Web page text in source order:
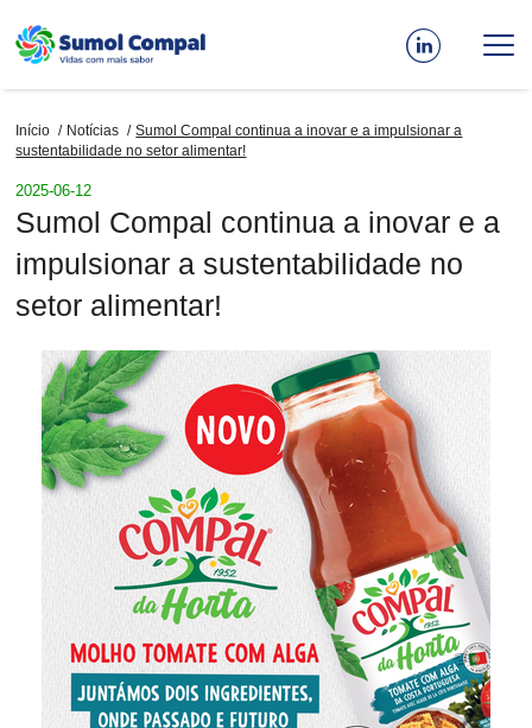
para
principal
Navegação
estrutural
Início Notícias
Sumol Compal continua a inovar e a impulsionar a
sustentabilidade no setor alimentar!
2025-06-12
Sumol Compal continua a inovar e a
impulsionar a sustentabilidade no
setor alimentar!